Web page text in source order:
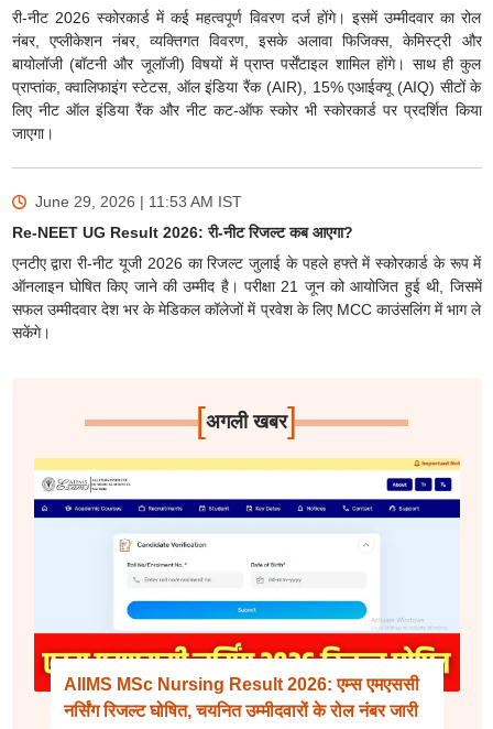
री-नीट 2026 स्कोरकार्ड में कई महत्वपूर्ण विवरण दर्ज होंगे। इसमें उम्मीदवार का रोल
नंबर, एप्लीकेशन नंबर, व्यक्तिगत विवरण, इसके अलावा फिजिक्स, केमिस्ट्री और
बायोलॉजी (बॉटनी और जूलॉजी) विषयों में प्राप्त पर्सेंटाइल शामिल होंगे। साथ ही कुल
प्राप्तांक, क्वालिफाइंग स्टेटस, ऑल इंडिया रैंक (AIR), 15% एआईक्यू (AIQ) सीटों के
लिए नीट ऑल इंडिया रैंक और नीट कट-ऑफ स्कोर भी स्कोरकार्ड पर प्रदर्शित किया
जाएगा।
June 29, 2026 | 11:53 AM IST
Re-NEET UG Result 2026: री-नीट रिजल्ट कब आएगा?
एनटीए द्वारा री-नीट यूजी 2026 का रिजल्ट जुलाई के पहले हफ्ते में स्कोरकार्ड के रूप में
ऑनलाइन घोषित किए जाने की उम्मीद है। परीक्षा 21 जून को आयोजित हुई थी, जिसमें
सफल उम्मीदवार देश भर के मेडिकल कॉलेजों में प्रवेश के लिए MCC काउंसलिंग में भाग ले
सकेंगे।
[अगली खबर]
AIIMS MSc Nursing Result 2026: एम्स एमएससी
नर्सिंग रिजल्ट घोषित, चयनित उम्मीदवारों के रोल नंबर जारी